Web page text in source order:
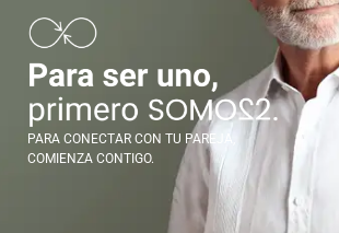
PARA CONECTAR CON TU PAREJA,
COMIENZA CONTIGO.